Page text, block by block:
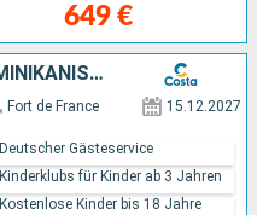
649 €
ANTIGUA UND BARBUDA, DOMINIKANISCHE REPUBLIK
Fort de France 15.12.2027
Deutscher Gästeservice
Kinderklubs für Kinder ab 3 Jahren
Kostenlose Kinder bis 18 Jahre